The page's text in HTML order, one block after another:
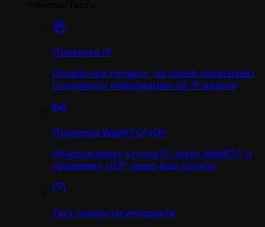
Проверка IP
Онлайн-инструмент, который показывает
подробную информацию об IP-адресе
Проверка WebRTC/UDP
Обнаруживает утечки IP через WebRTC и
проверяет UDP через ваш прокси
Тест скорости интернета